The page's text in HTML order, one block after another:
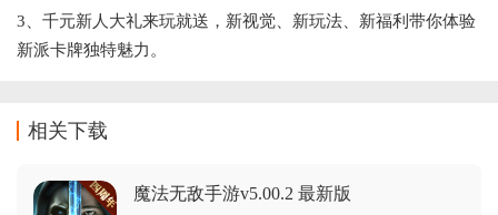
3、千元新人大礼来玩就送，新视觉、新玩法、新福利带你体验
新派卡牌独特魅力。
相关下载
魔法无敌手游v5.00.2 最新版